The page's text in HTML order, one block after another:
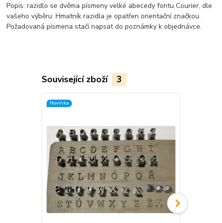
Popis: razidlo se dvěma písmeny velké abecedy fontu Courier, dle
vašeho výběru. Hmatník razidla je opatřen orientační značkou.
Požadovaná písmena stačí napsat do poznámky k objednávce.
Související zboží 3
Novinka